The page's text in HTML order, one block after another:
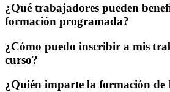
¿Qué trabajadores pueden
formación programada?
¿Cómo puedo inscribir a mis
curso?
¿Quién imparte la formación de